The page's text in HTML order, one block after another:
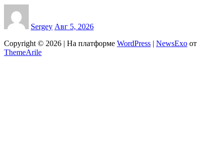
Sergey Авг 5, 2026
Copyright © 2026 | На платформе WordPress NewsExo от
ThemeArile